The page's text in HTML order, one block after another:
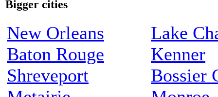
Bigger cities
New Orleans
Baton Rouge
Shreveport
Lake
Kenner
Bossier